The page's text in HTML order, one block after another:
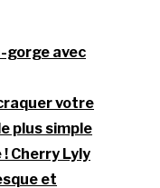
gorge avec
votre
plus simple
Cherry Lyly
et